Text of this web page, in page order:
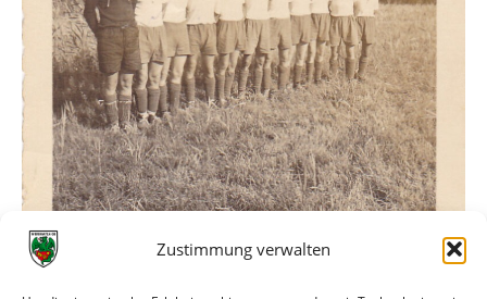
Zustimmung verwalten